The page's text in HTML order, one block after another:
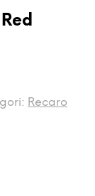
Recaro